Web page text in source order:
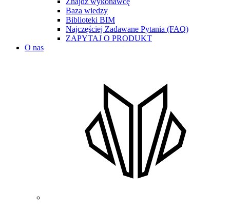
Baza wiedzy
Biblioteki BIM
Najczęściej Zadawane Pytania (FAQ)
ZAPYTAJ O PRODUKT
O nas